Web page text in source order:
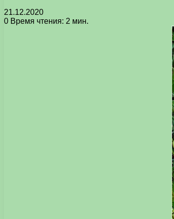
21.12.2020
0 Время чтения: 2 мин.